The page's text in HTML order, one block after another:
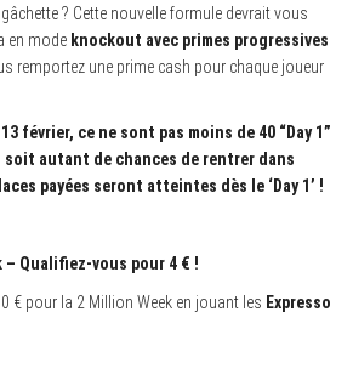
? Cette nouvelle formule devrait vous
en mode knockout avec primes progressives
remportez une prime cash pour chaque joueur
février, ce ne sont pas moins de 40 “Day 1”
autant de chances de rentrer dans
payées seront atteintes dès le ‘Day 1’ !
– Qualifiez-vous pour 4 € !
€ pour la 2 Million Week en jouant les Expresso